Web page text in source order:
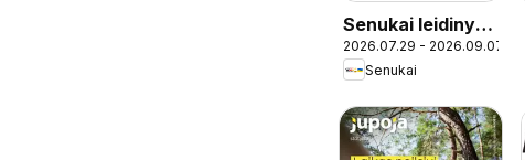
Senukai leidinys -
Leidinys Nr. 25
2026.07.29 - 2026.09.07
Senukai